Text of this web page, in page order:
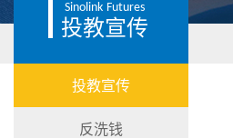
Sinolink Futures
投教宣传
投教宣传
反洗钱